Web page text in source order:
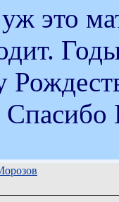
уж это